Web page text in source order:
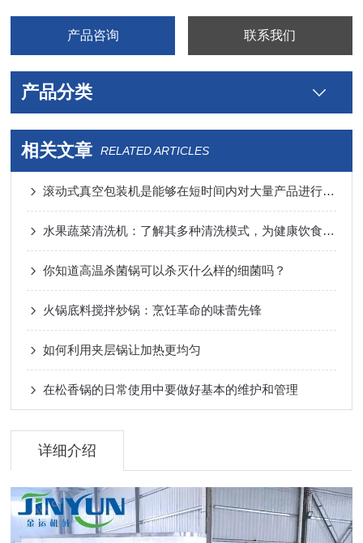
产品咨询 联系我们
产品分类
相关文章 RELATED ARTICLES
滚动式真空包装机是能够在短时间内对大量产品进行包装
水果蔬菜清洗机：了解其多种清洗模式，为健康饮食保驾护航
你知道高温杀菌锅可以杀灭什么样的细菌吗？
火锅底料搅拌炒锅：烹饪革命的味蕾先锋
如何利用夹层锅让加热更均匀
在松香锅的日常使用中要做好基本的维护和管理
详细介绍